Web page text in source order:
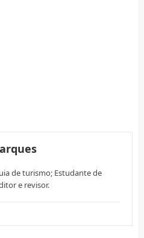
de turismo; Estudante de
e revisor.